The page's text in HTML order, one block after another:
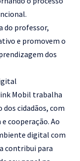
do professor,
e promovem o
dos
Mobil trabalha
cidadãos, com
cooperação. Ao
digital com
contribui para